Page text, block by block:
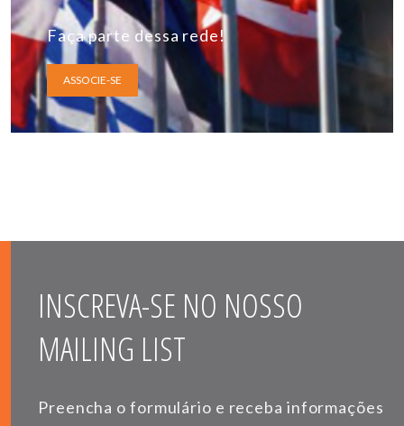
Faça parte dessa rede!
ASSOCIE-SE
INSCREVA-SE NO NOSSO
MAILING LIST
Preencha o formulário e receba informações